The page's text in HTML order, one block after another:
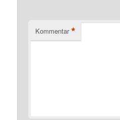
Kommentar *